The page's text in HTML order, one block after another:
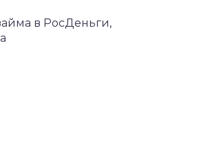
в РосДеньги,